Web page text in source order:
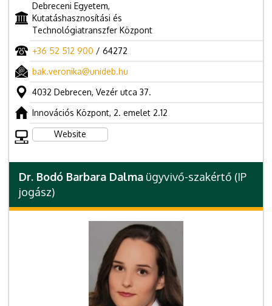
Debreceni Egyetem,
Kutatáshasznosítási és
Technológiatranszfer Központ
+36 52 512 900 / 64272
bak.veronika@unideb.hu
4032 Debrecen, Vezér utca 37.
Innovációs Központ, 2. emelet 2.12
Website
Dr. Bodó Barbara Dalma ügyvivő-szakértő (IP
jogász)